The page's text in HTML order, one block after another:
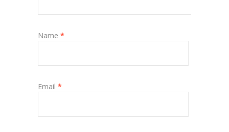
Name *
Email *